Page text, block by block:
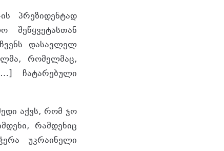
პრეზიდენტად
შეწყვეტასთან
დასავლელ
რომელმაც,
ჩატარებული
აქვს, რომ ჯო
რამდენიც
უკრაინელი